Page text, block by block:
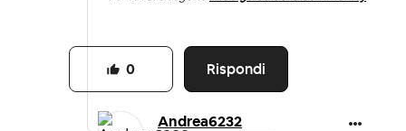
Rispondi
0
Andrea6232